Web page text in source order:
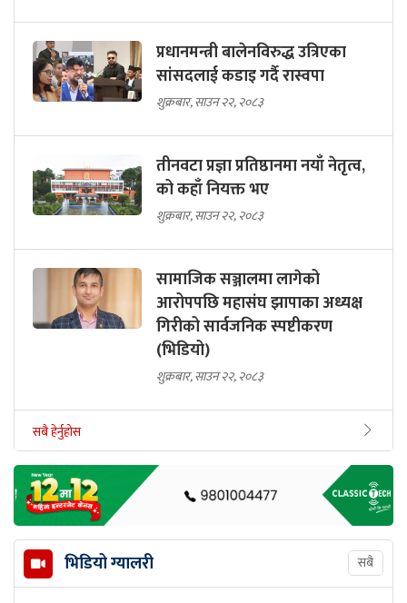
प्रधानमन्त्री बालेनविरुद्ध उत्रिएका
सांसदलाई कडाइ गर्दै रास्वपा
शुक्रबार, साउन २२, २०८३
तीनवटा प्रज्ञा प्रतिष्ठानमा नयाँ नेतृत्व,
को कहाँ नियक्त भए
शुक्रबार, साउन २२, २०८३
सामाजिक सञ्जालमा लागेको
आरोपपछि महासंघ झापाका अध्यक्ष
गिरीको सार्वजनिक स्पष्टीकरण
(भिडियो)
शुक्रबार, साउन २२, २०८३
सबै हेर्नुहोस
भिडियो ग्यालरी सबै